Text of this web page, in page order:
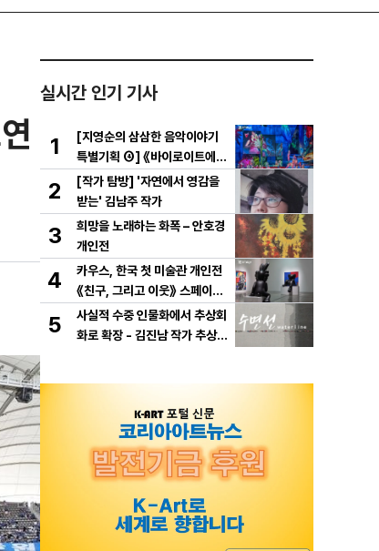
실시간 인기 기사
1
[지영순의 삼삼한 음악이야기
특별기획 ④] 《바이로이트에서
만난 바그너》
2
[작가 탐방] '자연에서 영감을
받는' 김남주 작가
3
희망을 노래하는 화폭 – 안호경
개인전
4
카우스, 한국 첫 미술관 개인전
《친구, 그리고 이웃》 스페이스
K 서울에서 개최
5
사실적 수중 인물화에서 추상회
화로 확장 - 김진남 작가 추상